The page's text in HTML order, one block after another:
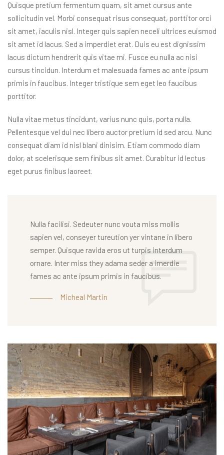
Quisque pretium fermentum quam, sit amet cursus ante
sollicitudin vel. Morbi consequat risus consequat, porttitor orci
sit amet, iaculis nisl. Integer quis sapien neceli ultrices euismod
sit amet id lacus. Sed a imperdiet erat. Duis eu est dignissim
lacus dictum hendrerit quis vitae mi. Fusce eu nulla ac nisi
cursus tincidun. Interdum et malesuada fames ac ante ipsum
primis in faucibus. Integer tristique sem eget leo faucibus
porttitor.
Nulla vitae metus tincidunt, varius nunc quis, porta nulla.
Pellentesque vel dui nec libero auctor pretium id sed arcu. Nunc
consequat diam id nisl blani dinisim. Etiam commodo diam
dolor, at scelerisque sem finibus sit amet. Curabitur id lectus
eget purus finibus laoreet.
Nulla facilisi. Sedeuter nunc vouta miss mollis
sapien vel, conseyer tureution yer vintane in libero
semper. Quisque ravida eros ut turpis interdum
ornare. Inter miss they adama seder a imerdie
fames ac ante ipsum primis in faucibus.
Micheal Martin